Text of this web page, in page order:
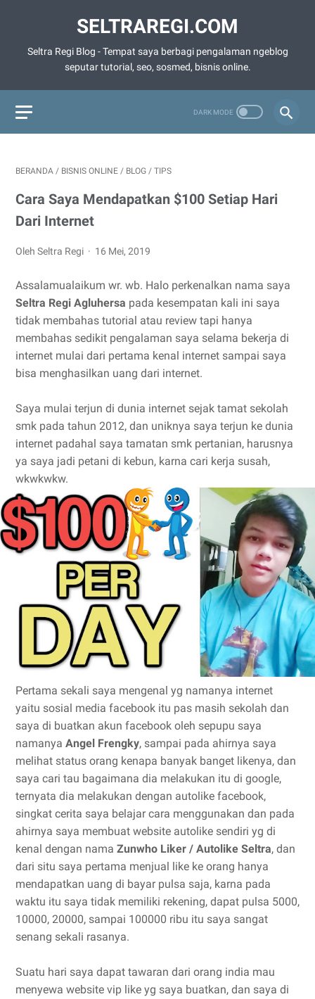
SELTRAREGI.COM
Seltra Regi Blog - Tempat saya berbagi pengalaman ngeblog
seputar tutorial, seo, sosmed, bisnis online.
BERANDA / BISNIS ONLINE / BLOG / TIPS
Cara Saya Mendapatkan $100 Setiap Hari
Dari Internet
Oleh Seltra Regi 16 Mei, 2019
Assalamualaikum wr. wb. Halo perkenalkan nama saya
Seltra Regi Agluhersa pada kesempatan kali ini saya
tidak membahas tutorial atau review tapi hanya
membahas sedikit pengalaman saya selama bekerja di
internet mulai dari pertama kenal internet sampai saya
bisa menghasilkan uang dari internet.
Saya mulai terjun di dunia internet sejak tamat sekolah
smk pada tahun 2012, dan uniknya saya terjun ke dunia
internet padahal saya tamatan smk pertanian, harusnya
ya saya jadi petani di kebun, karna cari kerja susah,
wkwkwkw.
Pertama sekali saya mengenal yg namanya internet
yaitu sosial media facebook itu pas masih sekolah dan
saya di buatkan akun facebook oleh sepupu saya
namanya Angel Frengky, sampai pada ahirnya saya
melihat status orang kenapa banyak banget likenya, dan
saya cari tau bagaimana dia melakukan itu di google,
ternyata dia melakukan dengan autolike facebook,
singkat cerita saya belajar cara menggunakan dan pada
ahirnya saya membuat website autolike sendiri yg di
kenal dengan nama Zunwho Liker / Autolike Seltra, dan
dari situ saya pertama menjual like ke orang hanya
mendapatkan uang di bayar pulsa saja, karna pada
waktu itu saya tidak memiliki rekening, dapat pulsa 5000,
10000, 20000, sampai 100000 ribu itu saya sangat
senang sekali rasanya.
Suatu hari saya dapat tawaran dari orang india mau
menyewa website vip like yg saya buatkan, dan saya di